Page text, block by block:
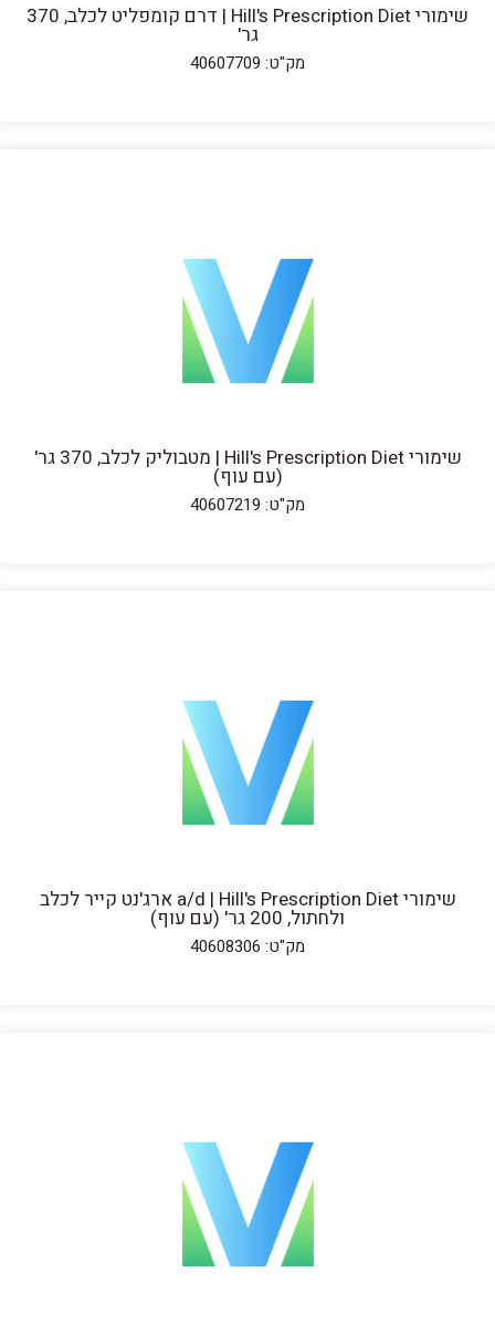
שימורי Hill's Prescription Diet | דרם קומפליט לכלב, 370
גר'
מק"ט: 40607709
שימורי Hill's Prescription Diet | מטבוליק לכלב, 370 גר'
(עם עוף)
מק"ט: 40607219
שימורי a/d | Hill's Prescription Diet ארג'נט קייר לכלב
ולחתול, 200 גר' (עם עוף)
מק"ט: 40608306